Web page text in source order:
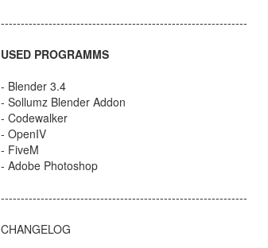
--------------------------------------------------------------
USED PROGRAMMS
- Blender 3.4
- Sollumz Blender Addon
- Codewalker
- OpenIV
- FiveM
- Adobe Photoshop
--------------------------------------------------------------
CHANGELOG